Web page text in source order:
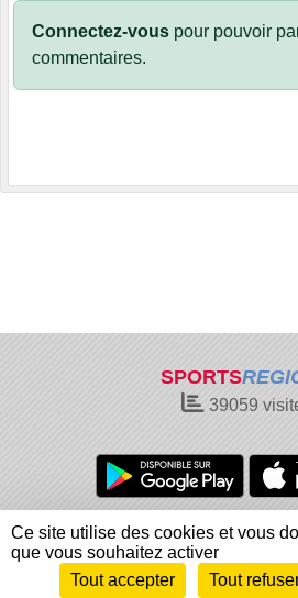
Connectez-vous pour pouvoir
commentaires.
SPORTS
39059
Charte cookies
Gestion
Informations légales
Signaler un
Envie de participer ?
Ce site utilise des cookies et vous
que vous souhaitez activer
Tout accepter
Tout